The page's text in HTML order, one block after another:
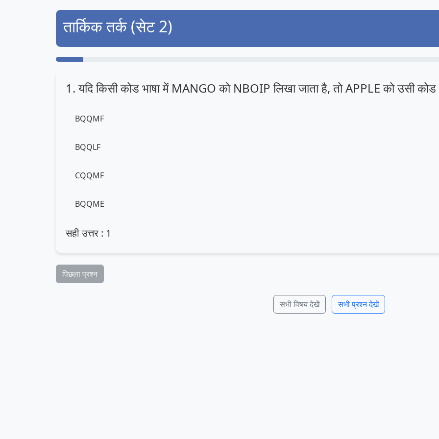
तार्किक तर्क (सेट 2)
1. यदि किसी कोड भाषा में MANGO को NBOIP लिखा जाता है, तो APPLE को उसी
BQQMF
BQQLF
CQQMF
BQQME
सही उत्तर : 1
पिछला प्रश्न
सभी विषय देखें सभी प्रश्न देखें